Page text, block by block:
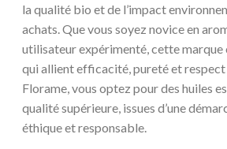
la qualité bio et de l’impact
achats. Que vous soyez novice en
utilisateur expérimenté, cette
qui allient efficacité, pureté et respect
Florame, vous optez pour des huiles
qualité supérieure, issues d’une
éthique et responsable.